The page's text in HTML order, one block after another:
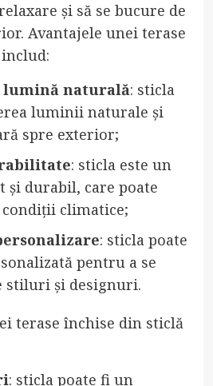
și să se bucure de
Avantajele unei terase
lumină naturală: sticla
luminii naturale și
spre exterior;
: sticla este un
și durabil, care poate
climatice;
: sticla poate
pentru a se
stiluri și designuri.
terase închise din sticlă
: sticla poate fi un